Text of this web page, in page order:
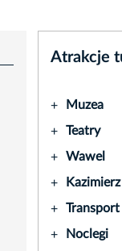
Atrakcje
+ Muzea
+ Teatry
+ Wawel
+ Kazimierz
+ Transport
+ Noclegi